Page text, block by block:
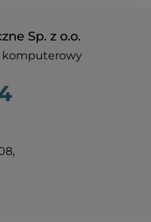
Sp. z o.o.
komputerowy